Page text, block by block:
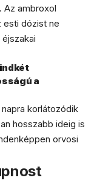
Az ambroxol
esti dózist ne
a
korlátozódik
hosszabb ideig is
orvosi